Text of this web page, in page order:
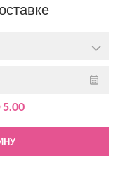
5.00